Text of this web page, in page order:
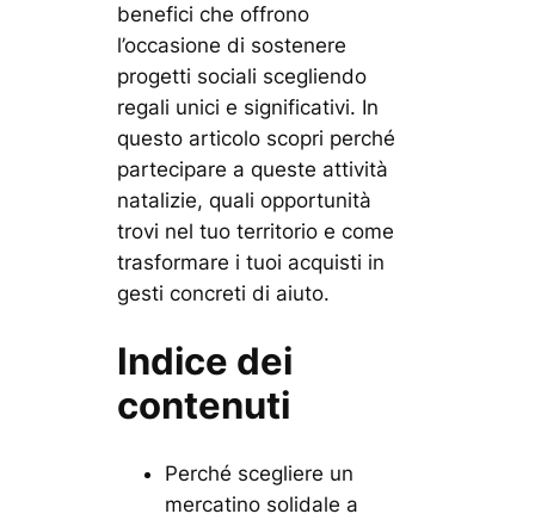
benefici che offrono
l’occasione di sostenere
progetti sociali scegliendo
regali unici e significativi. In
questo articolo scopri perché
partecipare a queste attività
natalizie, quali opportunità
trovi nel tuo territorio e come
trasformare i tuoi acquisti in
gesti concreti di aiuto.
Indice dei
contenuti
Perché scegliere un
mercatino solidale a